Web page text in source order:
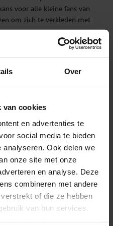
Over
van cookies
en advertenties te
social media te bieden
Ook delen we
onze site met onze
en analyse. Deze
combineren met andere
of die ze hebben
van hun services.
voor alle kleine fans van
om zich te verkleden met
karakters. Elke set bevat een
haarspelden, een ketting en
TOEVOEGEN
- Haarelastieken 6
haarelastieken in een
enthousiast haaraccessoire-
verpakking bevat zes
in gemengde kleuren, versierd
uit de populaire filmserie
TOEVOEGEN
- Halsketting &